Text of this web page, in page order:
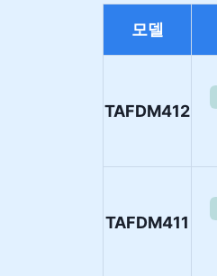
모델
TAFDM412
TAFDM411